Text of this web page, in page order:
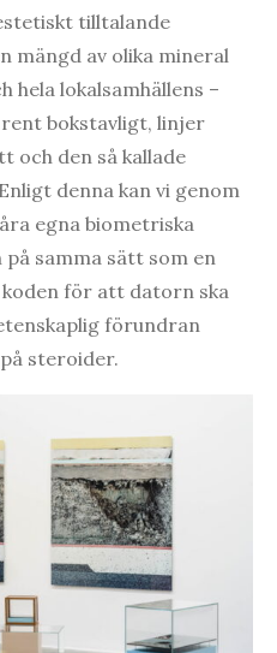
tilltalande
mängd av olika mineral
hela lokalsamhällens –
bokstavligt, linjer
och den så kallade
denna kan vi genom
egna biometriska
samma sätt som en
för att datorn ska
förundran
steroider.